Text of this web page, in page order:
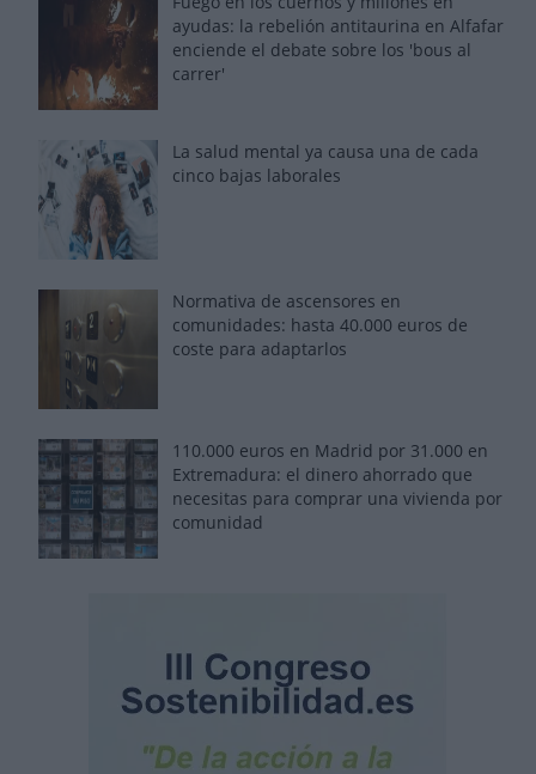
ayudas: la rebelión antitaurina en Alfafar
enciende el debate sobre los 'bous al
carrer'
La salud mental ya causa una de cada
cinco bajas laborales
Normativa de ascensores en
comunidades: hasta 40.000 euros de
coste para adaptarlos
110.000 euros en Madrid por 31.000 en
Extremadura: el dinero ahorrado que
necesitas para comprar una vivienda por
comunidad